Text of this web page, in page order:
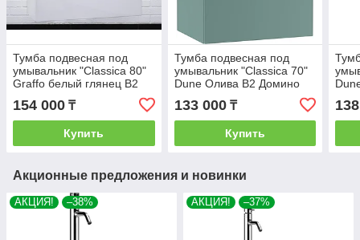
Тумба подвесная под
умывальник "Classica 80"
Graffo белый глянец В2
154 000 ₸
Купить
Тумба подвесная под
умывальник "Classica 70"
Dune Олива В2 Домино
133 000₸
Купить
Акционные предложения и новинки
АКЦИЯ! –38% АКЦИЯ! –37%